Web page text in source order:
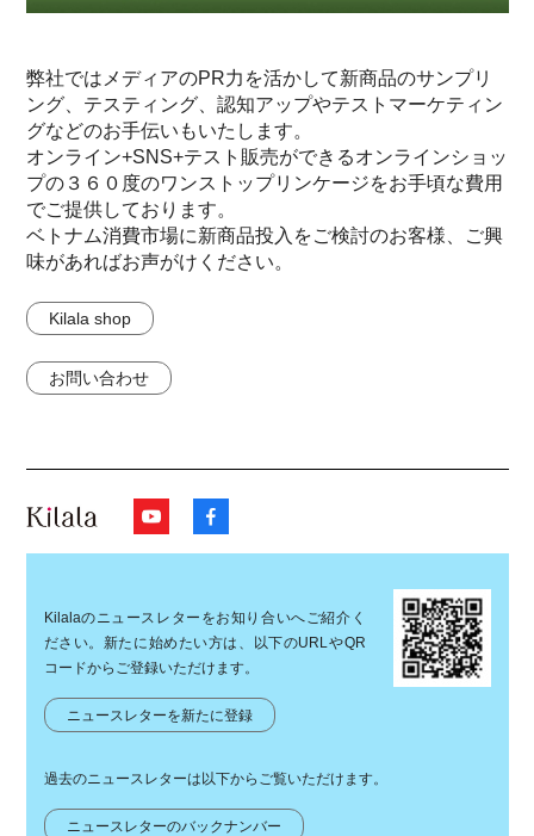
弊社ではメディアのPR力を活かして新商品のサンプリ
ング、テスティング、認知アップやテストマーケティン
グなどのお手伝いもいたします。
オンライン+SNS+テスト販売ができるオンラインショッ
プの３６０度のワンストップリンケージをお手頃な費用
でご提供しております。
ベトナム消費市場に新商品投入をご検討のお客様、ご興
味があればお声がけください。
Kilala shop
お問い合わせ
Kilalaのニュースレターをお知り合いへご紹介く
ださい。新たに始めたい方は、以下のURLやQR
コードからご登録いただけます。
ニュースレターを新たに登録
過去のニュースレターは以下からご覧いただけます。
ニュースレターのバックナンバー